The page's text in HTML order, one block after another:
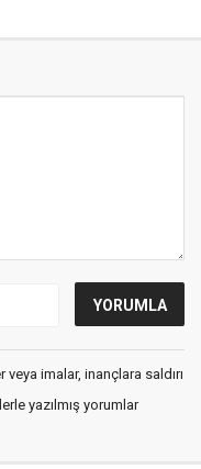
imalar, inançlara saldırı
yazılmış yorumlar